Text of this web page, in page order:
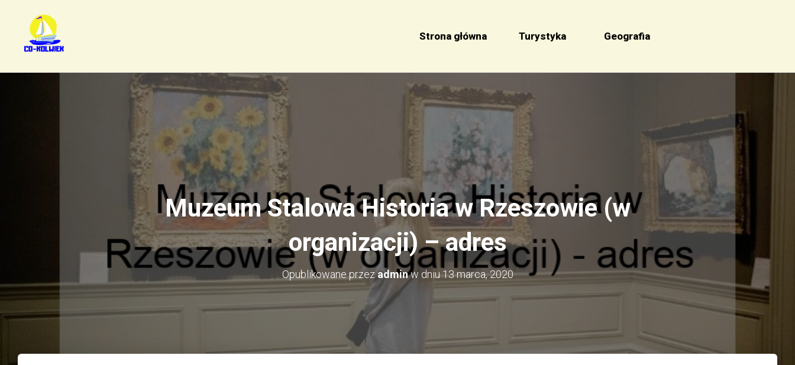
Strona główna Turystyka Geografia
Muzeum Stalowa Historia w Rzeszowie (w
organizacji) – adres
Opublikowane przezadminw dniu13 marca, 2020